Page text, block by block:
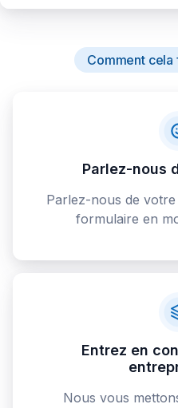
Comment
Parlez-nous
Parlez-nous de
formulaire en
Entrez en
Nous vous